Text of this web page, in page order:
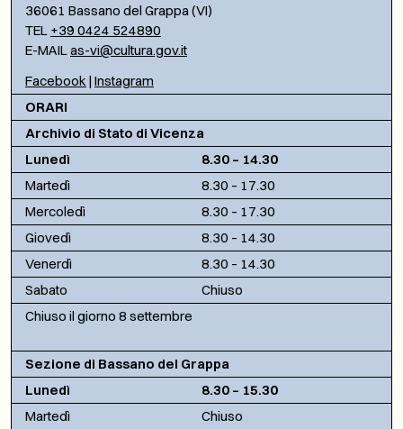
36061 Bassano del Grappa (VI)
TEL +39 0424 524890
E-MAILas-vi@cultura.gov.it
Facebook | Instagram
ORARI
Archivio di Stato di Vicenza
Lunedì
8.30 – 14.30
Martedì
8.30 – 17.30
Mercoledì
8.30 – 17.30
Giovedì
8.30 – 14.30
Venerdì
8.30 – 14.30
Sabato
Chiuso
Chiuso il giorno 8 settembre
Sezione di Bassano del Grappa
Lunedì
8.30 – 15.30
Martedì
Chiuso